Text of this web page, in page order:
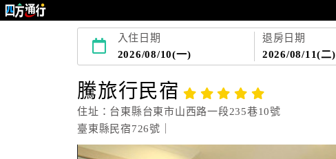
入住日期
2026/08/10(一)
退房日期
2026/08/11(二)
騰旅行民宿
住址：台東縣台東市山西路一段235巷10號
臺東縣民宿726號｜